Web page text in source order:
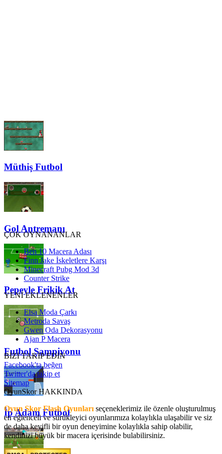
Müthiş Futbol
Gol Antremanı
Pepeyle Frikik At
Futbol Şampiyonu
İp Adam Futbol
ÇOK OYNANANLAR
Ben 10 Macera Adası
Finn Jake İskeletlere Karşı
Minecraft Pubg Mod 3d
Counter Strike
YENİ EKLENENLER
Elsa Moda Çarkı
Metroda Savaş
Gwen Oda Dekorasyonu
Ajan P Macera
BİZİ TAKİP EDİN
Facebook'ta beğen
Twitter'da takip et
Sitemap
OyunSkor HAKKINDA
Oyun Skor Flash Oyunları seçeneklerimiz ile özenle oluşturulmuş
en eğlenceli ve sürükleyici oyunlarımıza kolaylıkla ulaşabilir ve siz
de daha keyifli bir oyun deneyimine kolaylıkla sahip olabilir,
kendinizi büyük bir macera içerisinde bulabilirsiniz.